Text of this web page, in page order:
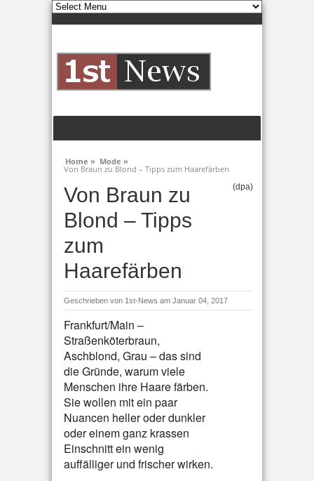
Home » Mode »
Von Braun zu Blond – Tipps zum Haarefärben
Von Braun zu
Blond – Tipps
zum
Haarefärben
(dpa)
Geschrieben von 1st-News am Januar 04, 2017
Frankfurt/Main –
Straßenköterbraun,
Aschblond, Grau – das sind
die Gründe, warum viele
Menschen ihre Haare färben.
Sie wollen mit ein paar
Nuancen heller oder dunkler
oder einem ganz krassen
Einschnitt ein wenig
auffälliger und frischer wirken.